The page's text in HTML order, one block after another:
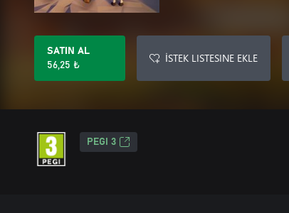
SATIN AL
56,25 ₺
İSTEK LISTESINE EKLE
PEGI 3